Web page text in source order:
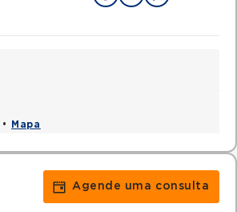
Mapa
Agende uma consulta